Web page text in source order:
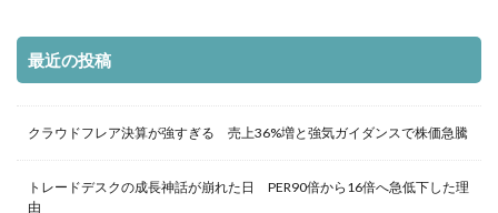
最近の投稿
クラウドフレア決算が強すぎる 売上36%増と強気ガイダンスで株価急騰
トレードデスクの成長神話が崩れた日 PER90倍から16倍へ急低下した理
由